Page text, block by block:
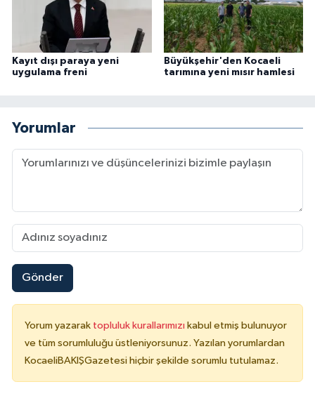
Kayıt dışı paraya yeni
uygulama freni
Büyükşehir'den Kocaeli
tarımına yeni mısır hamlesi
Yorumlar
Gönder
Yorum yazarak topluluk kurallarımızı kabul etmiş bulunuyor
ve tüm sorumluluğu üstleniyorsunuz. Yazılan yorumlardan
KocaeliBAKIŞGazetesi hiçbir şekilde sorumlu tutulamaz.